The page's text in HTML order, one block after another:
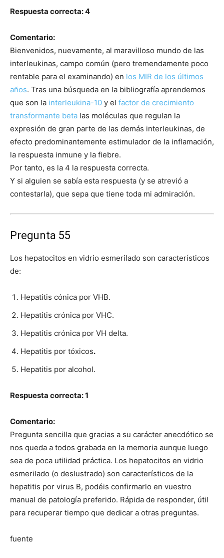
Respuesta correcta: 4
Comentario:
Bienvenidos, nuevamente, al maravilloso mundo de las
interleukinas, campo común (pero tremendamente poco
rentable para el examinando) en los MIR de los últimos
años. Tras una búsqueda en la bibliografía aprendemos
que son la interleukina-10 y el factor de crecimiento
transformante beta las moléculas que regulan la
expresión de gran parte de las demás interleukinas, de
efecto predominantemente estimulador de la inflamación,
la respuesta inmune y la fiebre.
Por tanto, es la 4 la respuesta correcta.
Y si alguien se sabía esta respuesta (y se atrevió a
contestarla), que sepa que tiene toda mi admiración.
Pregunta 55
Los hepatocitos en vidrio esmerilado son característicos
de:
Hepatitis cónica por VHB.
Hepatitis crónica por VHC.
Hepatitis crónica por VH delta.
Hepatitis por tóxicos.
Hepatitis por alcohol.
Respuesta correcta: 1
Comentario:
Pregunta sencilla que gracias a su carácter anecdótico se
nos queda a todos grabada en la memoria aunque luego
sea de poca utilidad práctica. Los hepatocitos en vidrio
esmerilado (o deslustrado) son característicos de la
hepatitis por virus B, podéis confirmarlo en vuestro
manual de patología preferido. Rápida de responder, útil
para recuperar tiempo que dedicar a otras preguntas.
fuente